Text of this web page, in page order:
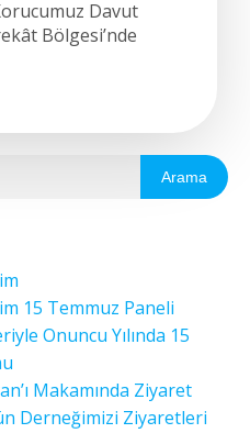
Davut
Bölgesi’nde
Arama
15 Temmuz Paneli
Onuncu Yılında 15
Makamında Ziyaret
Derneğimizi Ziyaretleri